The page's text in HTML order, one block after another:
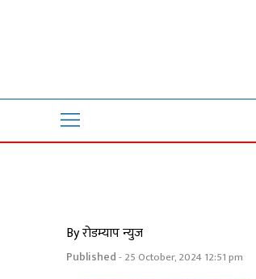
By रोडम्याप न्युज
Published- 25 October, 2024 12:51 pm